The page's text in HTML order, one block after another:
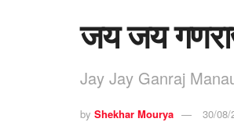
जय जय
Jay Jay Ganraj
by Shekhar Mourya 30/08/